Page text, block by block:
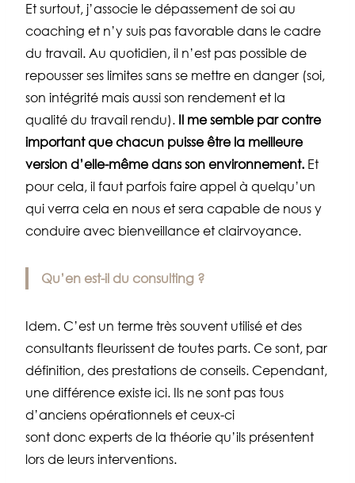
Et surtout, j’associe le dépassement de soi au
coaching et n’y suis pas favorable dans le cadre
du travail. Au quotidien, il n’est pas possible de
repousser ses limites sans se mettre en danger (soi,
son intégrité mais aussi son rendement et la
qualité du travail rendu). Il me semble par contre
important que chacun puisse être la meilleure
version d’elle-même dans son environnement. Et
pour cela, il faut parfois faire appel à quelqu’un
qui verra cela en nous et sera capable de nous y
conduire avec bienveillance et clairvoyance.
Qu’en est-il du consulting ?
Idem. C’est un terme très souvent utilisé et des
consultants fleurissent de toutes parts. Ce sont, par
définition, des prestations de conseils. Cependant,
une différence existe ici. Ils ne sont pas tous
d’anciens opérationnels et ceux-ci
sont donc experts de la théorie qu’ils présentent
lors de leurs interventions.